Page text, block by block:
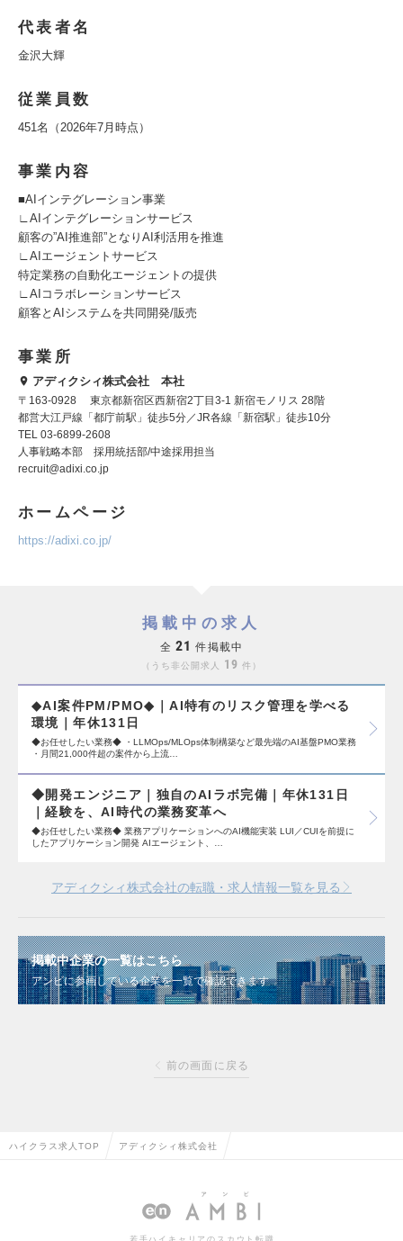
代表者名
金沢大輝
従業員数
451名（2026年7月時点）
事業内容
■AIインテグレーション事業
∟AIインテグレーションサービス
顧客の”AI推進部”となりAI利活⽤を推進
∟AIエージェントサービス
特定業務の⾃動化エージェントの提供
∟AIコラボレーションサービス
顧客とAIシステムを共同開発/販売
事業所
アディクシィ株式会社 本社
〒163-0928 東京都新宿区西新宿2丁目3-1 新宿モノリス 28階
都営大江戸線「都庁前駅」徒歩5分／JR各線「新宿駅」徒歩10分
TEL 03-6899-2608
人事戦略本部 採用統括部/中途採用担当
recruit@adixi.co.jp
ホームページ
https://adixi.co.jp/
掲載中の求人
全 21 件掲載中
うち非公開求人 19 件
◆AI案件PM/PMO◆｜AI特有のリスク管理を学べる
環境｜年休131日
◆お任せしたい業務◆ ・LLMOps/MLOps体制構築など最先端のAI基盤PMO業務
・月間21,000件超の案件から上流…
◆開発エンジニア｜独自のAIラボ完備｜年休131日
｜経験を、AI時代の業務変革へ
◆お任せしたい業務◆ 業務アプリケーションへのAI機能実装 LUI／CUIを前提に
したアプリケーション開発 AIエージェント、…
アディクシィ株式会社の転職・求人情報一覧を見る
掲載中企業の一覧はこちら
アンビに参画している企業を一覧で確認できます
前の画面に戻る
ハイクラス求人TOP アディクシィ株式会社